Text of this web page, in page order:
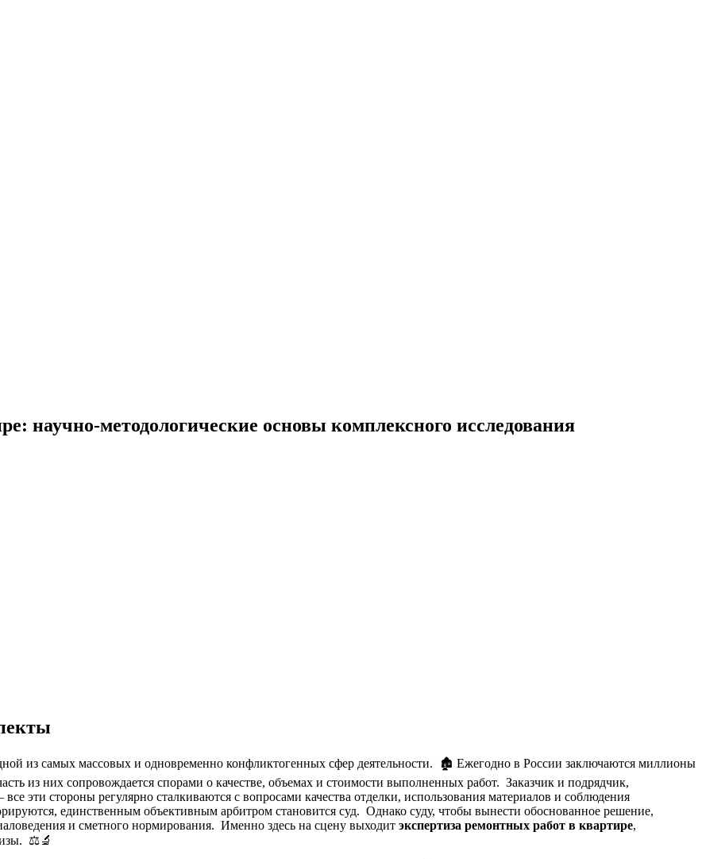
научно-методологические основы комплексного исследования
из самых массовых и одновременно конфликтогенных сфер деятельности. 🏚️ Ежегодно в России заключаются миллионы
из них сопровождается спорами о качестве, объемах и стоимости выполненных работ. Заказчик и подрядчик,
эти стороны регулярно сталкиваются с вопросами качества отделки, использования материалов и соблюдения
единственным объективным арбитром становится суд. Однако суду, чтобы вынести обоснованное решение,
и сметного нормирования. Именно здесь на сцену выходит экспертиза ремонтных работ в квартире,
⚖️🔬